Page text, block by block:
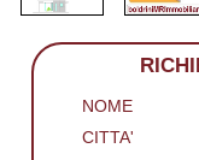
NOME
CITTA'